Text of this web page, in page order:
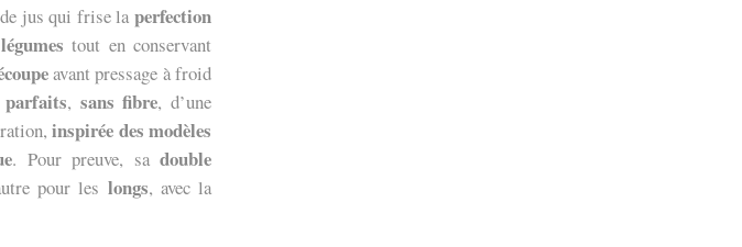
jus qui frise la perfection
légumes tout en conservant
avant pressage à froid
, sans fibre, d’une
inspirée des modèles
. Pour preuve, sadouble
pour les longs, avec la